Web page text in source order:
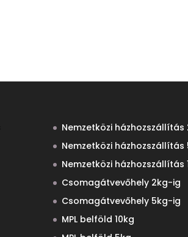
Nemzetközi házhozszállítás
Nemzetközi házhozszállítás
Nemzetközi házhozszállítás
Csomagátvevőhely 2kg-ig
Csomagátvevőhely 5kg-ig
MPL belföld 10kg